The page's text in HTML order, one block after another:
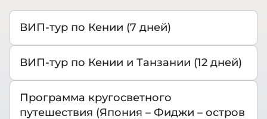
ВИП-тур по Кении (7 дней)
ВИП-тур по Кении и Танзании (12 дней)
Программа кругосветного
путешествия (Япония – Фиджи – остров